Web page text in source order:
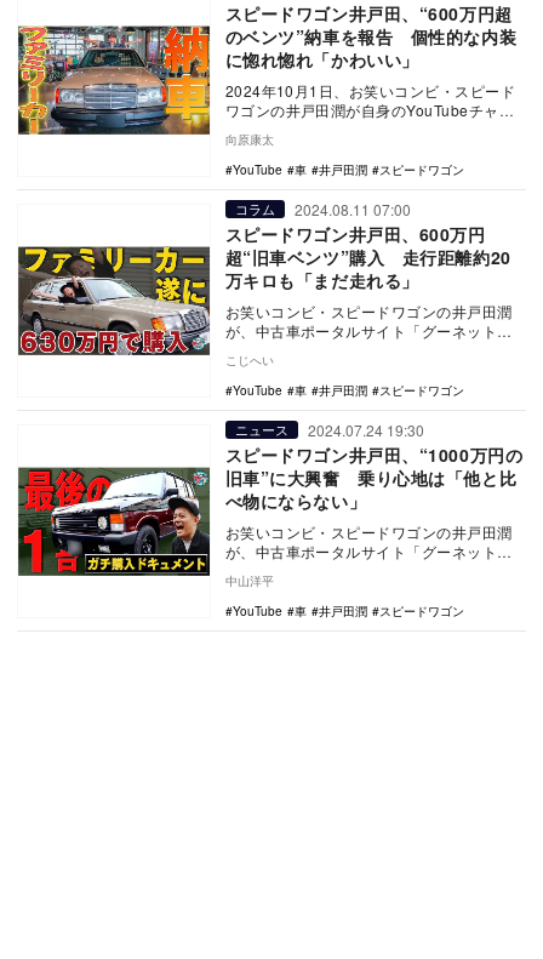
スピードワゴン井戸田、“600万円超
のベンツ”納車を報告 個性的な内装
に惚れ惚れ「かわいい」
2024年10月1日、お笑いコンビ・スピード
ワゴンの井戸田潤が自身のYouTubeチャン
し…
向原康太
YouTube
車 井戸田潤 スピードワゴン
コラム 2024.08.11 07:00
スピードワゴン井戸田、600万円
超“旧車ベンツ”購入 走行距離約20
万キロも「まだ走れる」
お笑いコンビ・スピードワゴンの井戸田潤
が、中古車ポータルサイト「グーネット」
ーズ企画…
こじへい
YouTube
車 井戸田潤 スピードワゴン
ニュース 2024.07.24 19:30
スピードワゴン井戸田、“1000万円の
旧車”に大興奮 乗り心地は「他と比
べ物にならない」
お笑いコンビ・スピードワゴンの井戸田潤
が、中古車ポータルサイト「グーネット」
の公式YouTubeチャンネルにて展開されて
いるシリ…
中山洋平
YouTube
車 井戸田潤 スピードワゴン